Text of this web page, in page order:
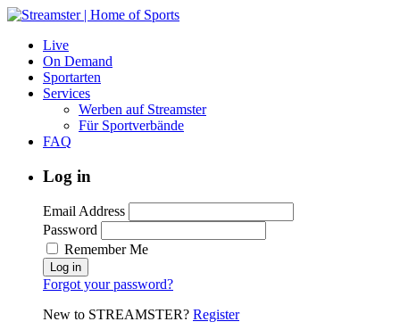
Live
On Demand
Sportarten
Services
Werben auf Streamster
Für Sportverbände
FAQ
Log in
Email Address
Password
Remember Me
Forgot your password?
New to STREAMSTER? Register